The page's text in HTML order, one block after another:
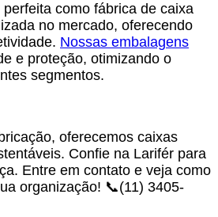
como fábrica de caixa
no mercado, oferecendo
Nossas embalagens
e proteção, otimizando o
segmentos.
oferecemos caixas
Confie na Larifér para
Entre em contato e veja como
organização! 📞(11) 3405-